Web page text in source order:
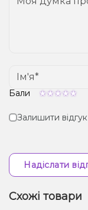
Бали
Залишити
Надіслати
Схожі товари